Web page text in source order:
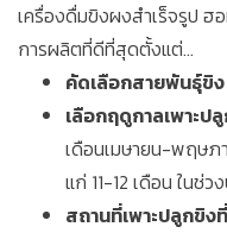
เครื่องดื่มขิงผงสำเร็จรูป
การผลิตที่ดีที่สุดตั้งแต่...
คัดเลือกสายพันธุ์ขิง
เลือกฤดูกาลเพาะป
เดือนเมษายน-พฤษภ
แก่ 11-12 เดือน ใน
สถานที่เพาะปลูกขิง